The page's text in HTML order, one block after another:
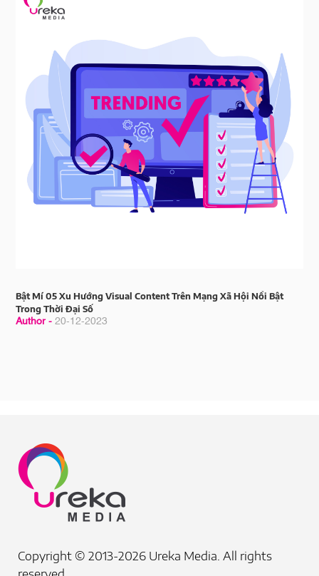
Bật Mí 05 Xu Hướng Visual Content Trên Mạng Xã Hội Nổi Bật
Trong Thời Đại Số
Author -20-12-2023
Copyright © 2013-2026 Ureka Media. All rights